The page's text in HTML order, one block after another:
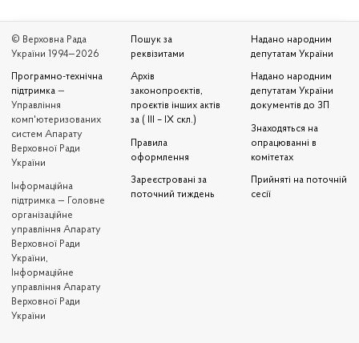
© Верховна Рада
України 1994—2026
Програмно-технічна
підтримка —
Управління
комп'ютеризованих
систем Апарату
Верховної Ради
України
Iнформаційна
підтримка — Головне
організаційне
управління Апарату
Верховної Ради
України,
Інформаційне
управління Апарату
Верховної Ради
України
Пошук за
реквізитами
Архів
законопроєктів,
проєктів інших актів
за ( III – IX скл.)
Правила
оформлення
Зареєстровані за
поточний тиждень
Надано народним
депутатам України
Надано народним
депутатам України
документів до ЗП
Знаходяться на
опрацюванні в
комітетах
Прийняті на поточній
сесії